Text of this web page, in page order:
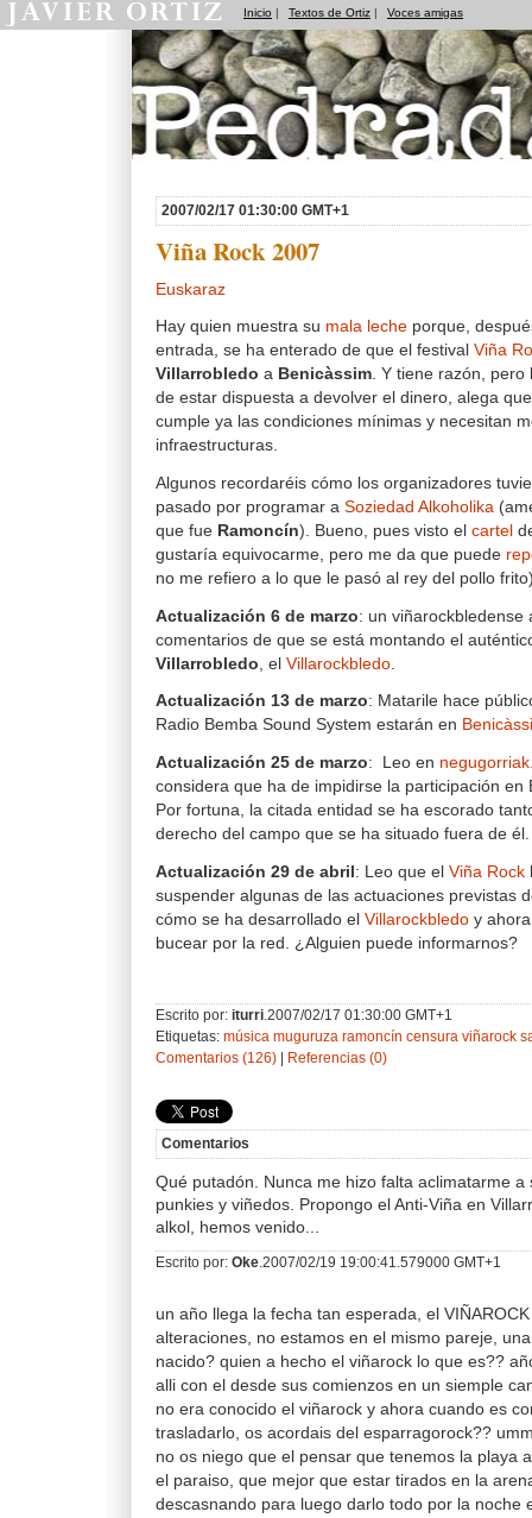
Inicio | Textos de Ortiz | Voces amigas
2007/02/17 01:30:00 GMT+1
Viña Rock 2007
Euskaraz
Hay quien muestra su mala leche porque,
entrada, se ha enterado de que el festival Viña
Villarrobledo a Benicàssim. Y tiene razón, pero
de estar dispuesta a devolver el dinero, alega
cumple ya las condiciones mínimas y necesitan
infraestructuras.
Algunos recordaréis cómo los organizadores
pasado por programar a Soziedad Alkoholika
que fue Ramoncín). Bueno, pues visto el cartel
gustaría equivocarme, pero me da que puede
no me refiero a lo que le pasó al rey del pollo
Actualización 6 de marzo: un viñarockbledense
comentarios de que se está montando el
Villarrobledo , el Villarockbledo
Actualización 13 de marzo: Matarile hace
Radio Bemba Sound System estarán en
Actualización 25 de marzo: Leo en
considera que ha de impidirse la participación en
Por fortuna, la citada entidad se ha escorado
derecho del campo que se ha situado fuera de él.
Actualización 29 de abril : Leo que el Viña Rock
suspender algunas de las actuaciones previstas
cómo se ha desarrollado el Villarockbledo y
bucear por la red. ¿Alguien puede informarnos?
Escrito por: iturri .2007/02/17 01:30:00 GMT+1
Etiquetas: música muguruza ramoncín censura viñarock
Comentarios (126)
Referencias (0)
Comentarios
Qué putadón. Nunca me hizo falta aclimatarme a
punkies y viñedos. Propongo el Anti-Viña en
alkol, hemos venido...
Escrito por: Oke .2007/02/19 19:00:41.579000 GMT+1
un año llega la fecha tan esperada, el
alteraciones, no estamos en el mismo pareje,
nacido? quien a hecho el viñarock lo que es??
alli con el desde sus comienzos en un siemple
no era conocido el viñarock y ahora cuando es
trasladarlo, os acordais del esparragorock??
no os niego que el pensar que tenemos la playa
el paraiso, que mejor que estar tirados en la
descasnando para luego darlo todo por la noche